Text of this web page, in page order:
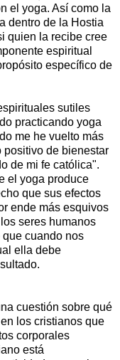
el yoga. Así como la
dentro de la Hostia
quien la recibe cree
espiritual
específico de
sutiles
practicando yoga
me he vuelto más
positivo de bienestar
de mi fe católica".
el yoga produce
que sus efectos
ende más esquivos
seres humanos
cuando nos
ella debe
cuestión sobre qué
los cristianos que
corporales
está